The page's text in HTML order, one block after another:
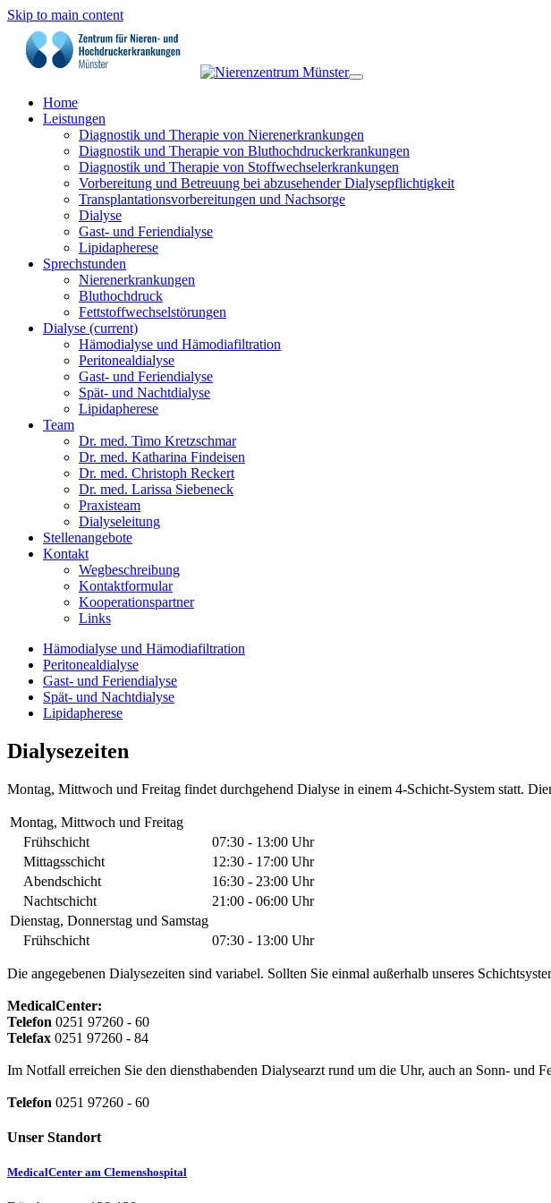
Skip to main content
Home
Leistungen
Diagnostik und Therapie von Nierenerkrankungen
Diagnostik und Therapie von Bluthochdruckerkrankungen
Diagnostik und Therapie von Stoffwechselerkrankungen
Vorbereitung und Betreuung bei abzusehender Dialysepflichtigkeit
Transplantationsvorbereitungen und Nachsorge
Dialyse
Gast- und Feriendialyse
Lipidapherese
Sprechstunden
Nierenerkrankungen
Bluthochdruck
Fettstoffwechselstörungen
Dialyse (current)
Hämodialyse und Hämodiafiltration
Peritonealdialyse
Gast- und Feriendialyse
Spät- und Nachtdialyse
Lipidapherese
Team
Dr. med. Timo Kretzschmar
Dr. med. Katharina Findeisen
Dr. med. Christoph Reckert
Dr. med. Larissa Siebeneck
Praxisteam
Dialyseleitung
Stellenangebote
Kontakt
Wegbeschreibung
Kontaktformular
Kooperationspartner
Links
Hämodialyse und Hämodiafiltration
Peritonealdialyse
Gast- und Feriendialyse
Spät- und Nachtdialyse
Lipidapherese
Dialysezeiten
Montag, Mittwoch und Freitag findet durchgehend Dialyse in einem 4-Schicht-System statt.
Montag, Mittwoch und Freitag
Frühschicht
07:30 - 13:00 Uhr
Mittagsschicht
12:30 - 17:00 Uhr
Abendschicht
16:30 - 23:00 Uhr
Nachtschicht
21:00 - 06:00 Uhr
Dienstag, Donnerstag und Samstag
Frühschicht
07:30 - 13:00 Uhr
Die angegebenen Dialysezeiten sind variabel. Sollten Sie einmal außerhalb unseres
MedicalCenter:
Telefon 0251 97260 - 60
Telefax 0251 97260 - 84
Im Notfall erreichen Sie den diensthabenden Dialysearzt rund um die Uhr, auch an Sonn- und
Telefon 0251 97260 - 60
Unser Standort
MedicalCenter am Clemenshospital